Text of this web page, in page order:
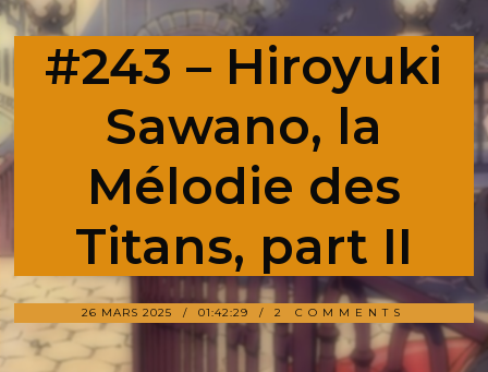
#243 – Hiroyuki
Sawano, la
Mélodie des
Titans, part II
26 MARS 2025 01:42:29 2 COMMENTS